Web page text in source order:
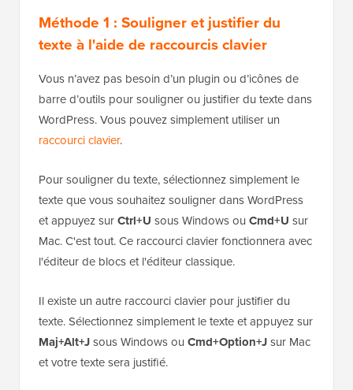
Méthode 1 : Souligner et justifier du
texte à l'aide de raccourcis clavier
Vous n’avez pas besoin d’un plugin ou d’icônes de
barre d’outils pour souligner ou justifier du texte dans
WordPress. Vous pouvez simplement utiliser un
raccourci clavier.
Pour souligner du texte, sélectionnez simplement le
texte que vous souhaitez souligner dans WordPress
et appuyez surCtrl+U sous Windows ou Cmd+U sur
Mac. C'est tout. Ce raccourci clavier fonctionnera avec
l'éditeur de blocs et l'éditeur classique.
Il existe un autre raccourci clavier pour justifier du
texte. Sélectionnez simplement le texte et appuyez sur
Maj+Alt+Jsous Windows ou Cmd+Option+Jsur Mac
et votre texte sera justifié.